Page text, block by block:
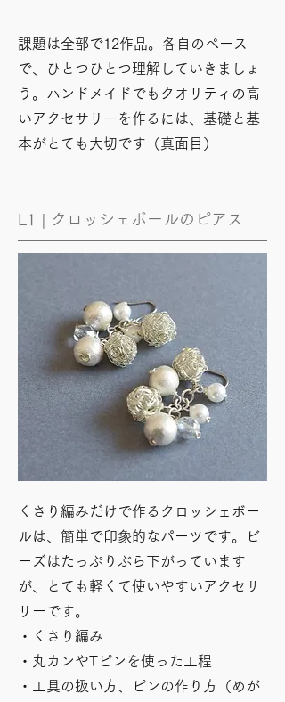
課題は全部で12作品。各自のペース
で、ひとつひとつ理解していきましょ
う。ハンドメイドでもクオリティの高
いアクセサリーを作るには、基礎と基
本がとても大切です（真面目）
L1 | クロッシェボールのピアス
くさり編みだけで作るクロッシェボー
ルは、簡単で印象的なパーツです。ビ
ーズはたっぷりぶら下がっています
が、とても軽くて使いやすいアクセサ
リーです。
・くさり編み
​・丸カンやTピンを使った工程
​・工具の扱い方、ピンの作り方（めが